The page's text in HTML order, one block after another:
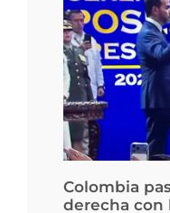
Colombia
derecha con